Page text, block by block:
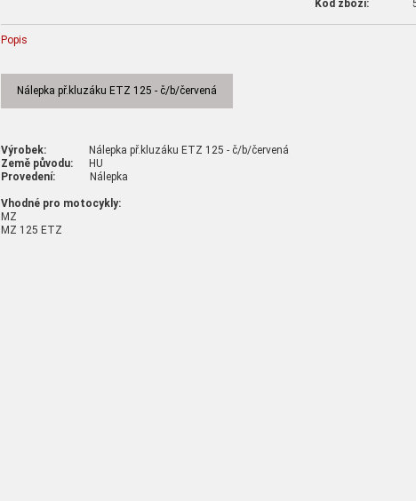
Kód zboží:
Popis
Nálepka př.kluzáku ETZ 125 - č/b/červená
Výrobek: Nálepka př.kluzáku ETZ 125 - č/b/červená
Země původu: HU
Provedení: Nálepka
Vhodné pro motocykly:
MZ
MZ 125 ETZ